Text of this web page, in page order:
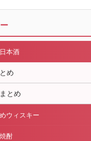
本酒
め
とめ
ウィスキー
酎